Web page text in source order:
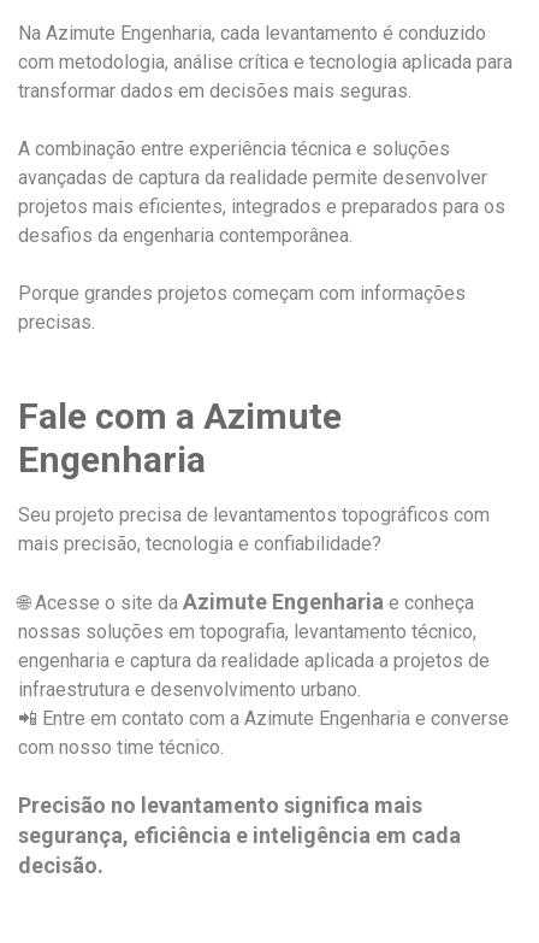
Na Azimute Engenharia, cada levantamento é conduzido
com metodologia, análise crítica e tecnologia aplicada para
transformar dados em decisões mais seguras.
A combinação entre experiência técnica e soluções
avançadas de captura da realidade permite desenvolver
projetos mais eficientes, integrados e preparados para os
desafios da engenharia contemporânea.
Porque grandes projetos começam com informações
precisas.
Fale com a Azimute
Engenharia
Seu projeto precisa de levantamentos topográficos com
mais precisão, tecnologia e confiabilidade?
🌐 Acesse o site da Azimute Engenharia e conheça
nossas soluções em topografia, levantamento técnico,
engenharia e captura da realidade aplicada a projetos de
infraestrutura e desenvolvimento urbano.
📲 Entre em contato com a Azimute Engenharia e converse
com nosso time técnico.
Precisão no levantamento significa mais
segurança, eficiência e inteligência em cada
decisão.